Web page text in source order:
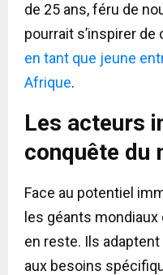
de 25 ans, féru de
pourrait s’inspirer
en tant que jeune
Afrique.
Les acteurs
conquête du
Face au potentiel
les géants mondiaux
en reste. Ils
aux besoins